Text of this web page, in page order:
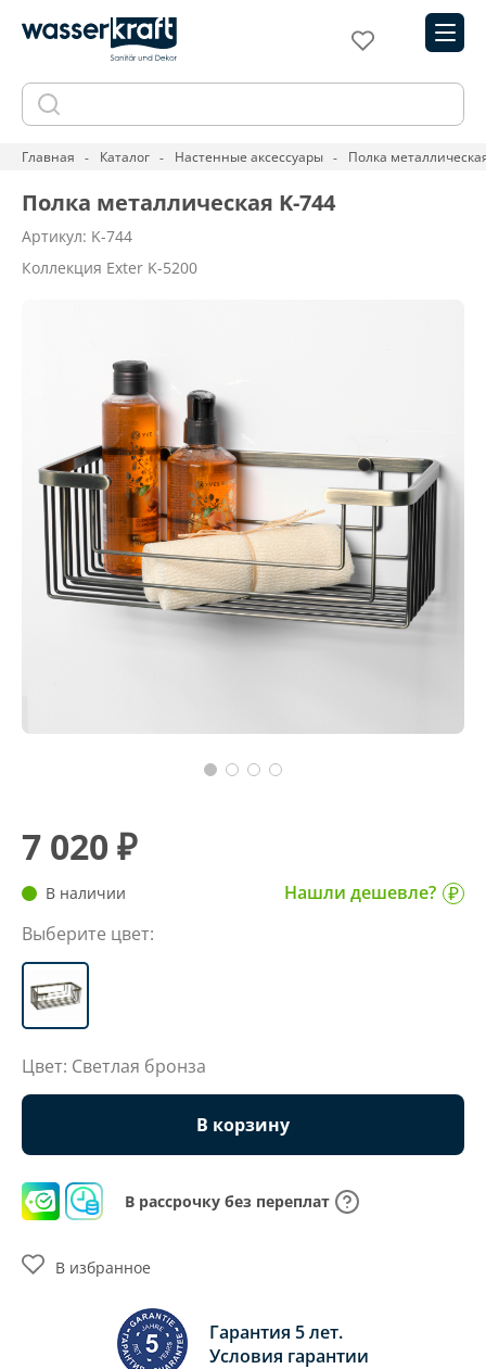
Главная Каталог Настенные аксессуары Полка
Полка металлическая K-744
Артикул: K-744
Коллекция Exter K-5200
7 020 ₽
В наличии
Нашли дешевле?
Выберите цвет:
Цвет: Светлая бронза
В корзину
В рассрочку без переплат
Гарантия 5 лет.
Условия гарантии
В избранное